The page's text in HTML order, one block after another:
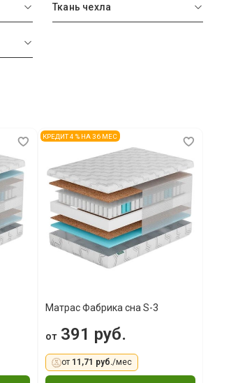
Ткань чехла
КРЕДИТ 4 % НА 36 МЕС
Матрас Фабрика сна S-3
от391 руб.
от 11,71 руб./мес